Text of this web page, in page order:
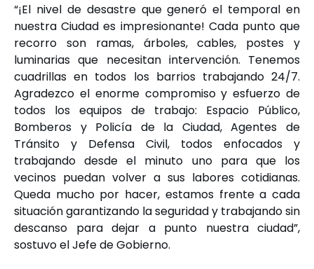
“¡El nivel de desastre que generó el temporal en
nuestra Ciudad es impresionante! Cada punto que
recorro son ramas, árboles, cables, postes y
luminarias que necesitan intervención. Tenemos
cuadrillas en todos los barrios trabajando 24/7.
Agradezco el enorme compromiso y esfuerzo de
todos los equipos de trabajo: Espacio Público,
Bomberos y Policía de la Ciudad, Agentes de
Tránsito y Defensa Civil, todos enfocados y
trabajando desde el minuto uno para que los
vecinos puedan volver a sus labores cotidianas.
Queda mucho por hacer, estamos frente a cada
situación garantizando la seguridad y trabajando sin
descanso para dejar a punto nuestra ciudad”,
sostuvo el Jefe de Gobierno.